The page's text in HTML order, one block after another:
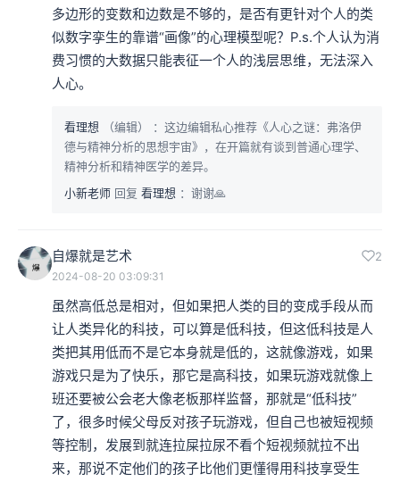
多边形的变数和边数是不够的，是否有更针对个人的类
似数字孪生的靠谱“画像”的心理模型呢？P.s.个人认为消
费习惯的大数据只能表征一个人的浅层思维，无法深入
人心。
看理想 （编辑）
：这边编辑私心推荐《人心之谜：弗洛伊
德与精神分析的思想宇宙》，在开篇就有谈到普通心理学、
精神分析和精神医学的差异。
小新老师 回复 看理想 ：谢谢🙏
自爆就是艺术 2
2024-08-20 03:09:31
虽然高低总是相对，但如果把人类的目的变成手段从而
让人类异化的科技，可以算是低科技，但这低科技是人
类把其用低而不是它本身就是低的，这就像游戏，如果
游戏只是为了快乐，那它是高科技，如果玩游戏就像上
班还要被公会老大像老板那样监督，那就是“低科技”
了，很多时候父母反对孩子玩游戏，但自己也被短视频
等控制，发展到就连拉屎拉尿不看个短视频就拉不出
来，那说不定他们的孩子比他们更懂得用科技享受生